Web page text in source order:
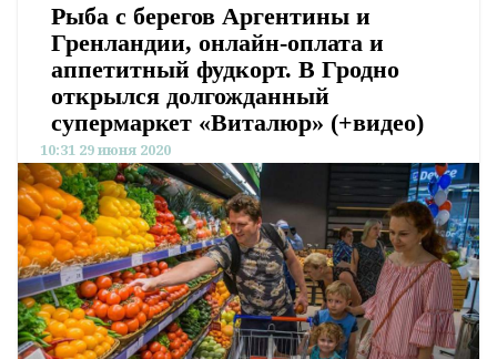
Рыба с берегов Аргентины и
Гренландии, онлайн-оплата и
аппетитный фудкорт. В Гродно
открылся долгожданный
супермаркет «Виталюр» (+видео)
10:31 29 июня 2020